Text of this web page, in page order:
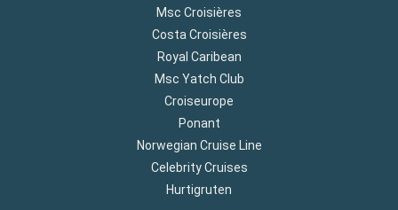
Msc Croisières
Costa Croisières
Royal Caribean
Msc Yatch Club
Croiseurope
Ponant
Norwegian Cruise Line
Celebrity Cruises
Hurtigruten